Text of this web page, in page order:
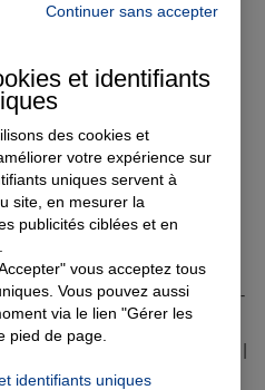
2ème? Nous vous
pour répondre à tous vos
la
du Panier ou vers le Vieux-
accompagner. Notre équipe
écoute pour vous aider à choisir
assurance auto habitation
.
de la cité phocéenne avec ses
Port etla Joliette, ce quartier
avec son architecture
vie culturelle foisonnante. Mais la
spécifiques. C'est pourquoi il
ce soit pour votrevoiture, votre
vous proposons des contrats sur-
et à votre budget.
Continuer sans accepter
et identifiants
des cookies et
votre expérience sur
uniques servent à
site, en mesurer la
publicités ciblées et en
vous acceptez tous
Vous pouvez aussi
via le lien "Gérer les
pied de page.
identifiants uniques